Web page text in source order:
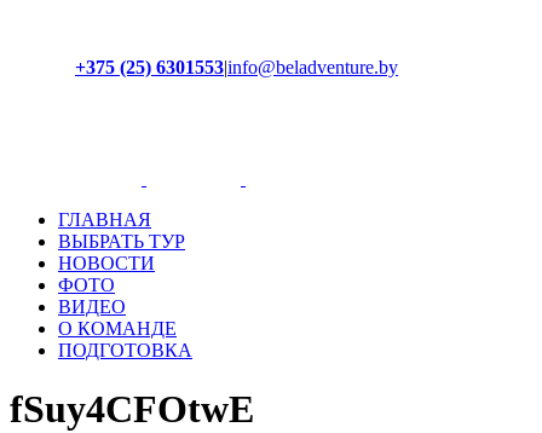
+375 (25) 6301553|info@beladventure.by
ГЛАВНАЯ
ВЫБРАТЬ ТУР
НОВОСТИ
ФОТО
ВИДЕО
О КОМАНДЕ
ПОДГОТОВКА
fSuy4CFOtwE